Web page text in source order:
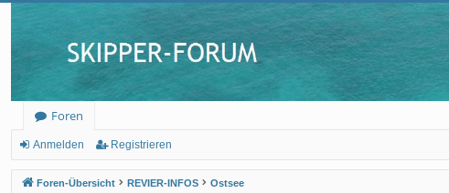
Foren
Anmelden Registrieren
Foren-Übersicht REVIER-INFOS Ostsee